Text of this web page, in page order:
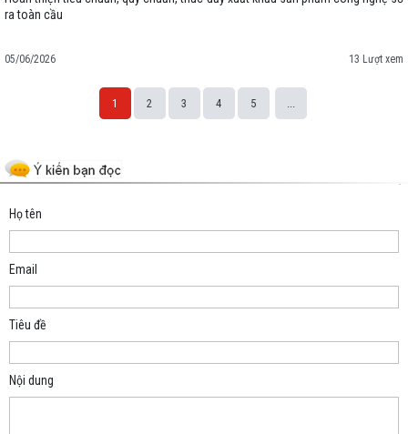
ra toàn cầu
05/06/2026 13 Lượt xem
1 2 3 4 5 ...
Họ tên
Email
Tiêu đề
Nội dung